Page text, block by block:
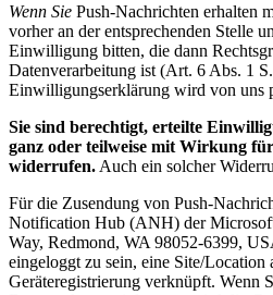
Wenn Sie Push-Nachrichten erhalten
vorher an der entsprechenden Stelle
Einwilligung bitten, die dann
Datenverarbeitung ist (Art. 6 Abs. 1
Einwilligungserklärung wird von uns
Sie sind berechtigt, erteilte
ganz oder teilweise mit Wirkung
widerrufen. Auch ein solcher
Für die Zusendung von Push-
Notification Hub (ANH) der
Way, Redmond, WA 98052-6399,
eingeloggt zu sein, eine Site/
Geräteregistrierung verknüpft. Wenn